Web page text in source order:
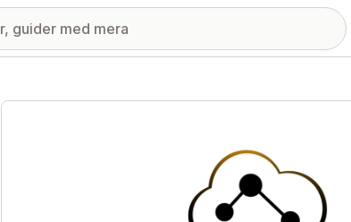
Galleri med utvalda bilder